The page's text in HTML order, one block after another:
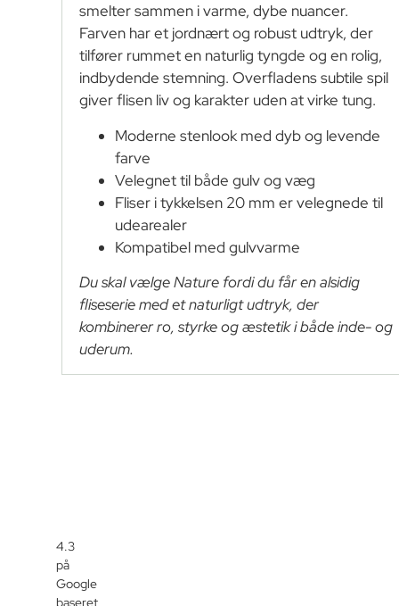
4.3
på
Google
baseret
smelter sammen i varme, dybe nuancer.
Farven har et jordnært og robust udtryk, der
tilfører rummet en naturlig tyngde og en rolig,
indbydende stemning. Overfladens subtile spil
giver flisen liv og karakter uden at virke tung.
Moderne stenlook med dyb og levende
farve
Velegnet til både gulv og væg
Fliser i tykkelsen 20 mm er velegnede til
udearealer
Kompatibel med gulvvarme
Du skal vælge Nature fordi du får en alsidig
fliseserie med et naturligt udtryk, der
kombinerer ro, styrke og æstetik i både inde- og
uderum.